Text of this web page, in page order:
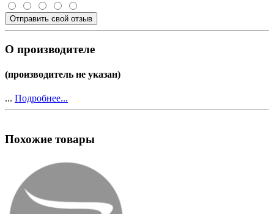
Отправить свой отзыв
О производителе
(производитель не указан)
... Подробнее...
Похожие товары